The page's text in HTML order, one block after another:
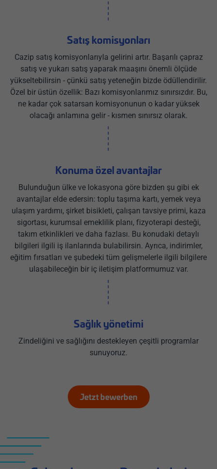
Satış komisyonları
Cazip satış komisyonlarıyla gelirini artır. Başarılı çapraz
satış ve yukarı satış yaparak maaşını önemli ölçüde
yükseltebilirsin - çünkü satış yeteneğin bizde ödüllendirilir.
Özel bir üstün özellik: Bazı komisyonlarımız sınırsızdır. Bu,
ne kadar çok satarsan komisyonunun o kadar yüksek
olacağı anlamına gelir - kısmen sınırsız olarak.
Konuma özel avantajlar
Bulunduğun ülke ve lokasyona göre bizden şu gibi ek
avantajlar elde edersin: toplu taşıma kartı, yemek veya
ulaşım yardımı, şirket bisikleti, çalışan tavsiye primi, kaza
sigortası, kurumsal emeklilik planı, fizyoterapi desteği,
takım etkinlikleri ve daha fazlası. Bu konudaki detaylı
bilgileri ilgili iş ilanlarında bulabilirsin. Ayrıca, indirimler,
eğitim fırsatları ve şubedeki tüm gelişmelerle ilgili bilgilere
ulaşabileceğin bir iç iletişim platformumuz var.
Sağlık yönetimi
Zindeliğini ve sağlığını destekleyen çeşitli programlar
sunuyoruz.
Jetzt bewerben